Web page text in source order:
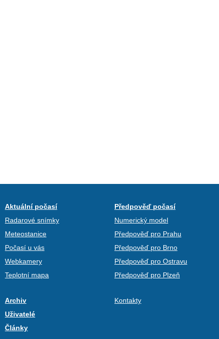
Aktuální počasí
Radarové snímky
Meteostanice
Počasí u vás
Webkamery
Teplotní mapa
Předpověď počasí
Numerický model
Předpověď pro Prahu
Předpověď pro Brno
Předpověď pro Ostravu
Předpověď pro Plzeň
Archiv
Uživatelé
Články
Kontakty